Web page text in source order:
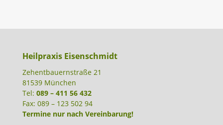
Heilpraxis Eisenschmidt
Zehentbauernstraße 21
81539 München
Tel: 089 – 411 56 432
Fax: 089 – 123 502 94
Termine nur nach Vereinbarung!